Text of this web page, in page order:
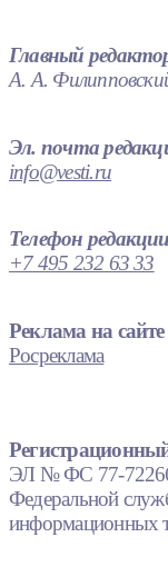
Главный
А. А.
Эл. почта
info@vesti.ru
Телефон редакции
+7 495 232 63 33
Реклама на сайте
Росреклама
ЭЛ № ФС 77-72266
Федеральной
информационных